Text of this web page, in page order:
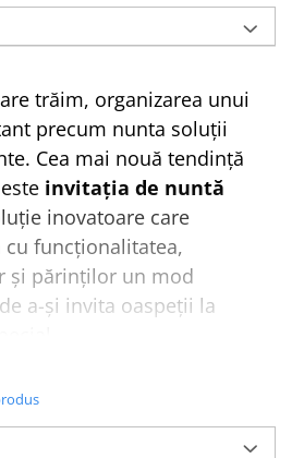
trăim, organizarea unui
precum nunta soluții
Cea mai nouă tendință
invitația de nuntă
inovatoare care
funcționalitatea,
și părinților un mod
a-și invita oaspeții la
de nuntă stil
într-un singur loc:
website nu este doar o